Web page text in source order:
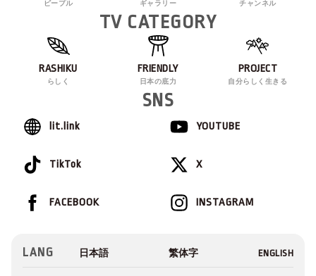
ピープル ギャラリー チャンネル
TV CATEGORY
RASHIKU
らしく
FRIENDLY
日本の底力
PROJECT
自分らしく生きる
SNS
lit.link YOUTUBE
TikTok X
INSTAGRAM
FACEBOOK
LANG